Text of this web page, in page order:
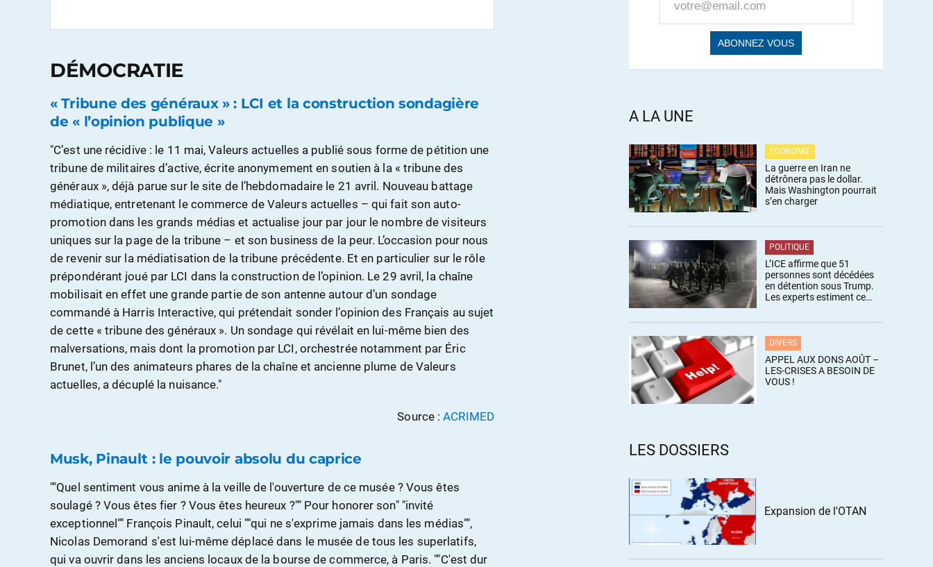
DÉMOCRATIE
« Tribune des généraux » : LCI et la construction sondagière
de « l’opinion publique »
"C’est une récidive : le 11 mai, Valeurs actuelles a publié sous forme de pétition une
tribune de militaires d’active, écrite anonymement en soutien à la « tribune des
généraux », déjà parue sur le site de l’hebdomadaire le 21 avril. Nouveau battage
médiatique, entretenant le commerce de Valeurs actuelles – qui fait son auto-
promotion dans les grands médias et actualise jour par jour le nombre de visiteurs
uniques sur la page de la tribune – et son business de la peur. L’occasion pour nous
de revenir sur la médiatisation de la tribune précédente. Et en particulier sur le rôle
prépondérant joué par LCI dans la construction de l’opinion. Le 29 avril, la chaîne
mobilisait en effet une grande partie de son antenne autour d’un sondage
commandé à Harris Interactive, qui prétendait sonder l’opinion des Français au sujet
de cette « tribune des généraux ». Un sondage qui révélait en lui-même bien des
malversations, mais dont la promotion par LCI, orchestrée notamment par Éric
Brunet, l’un des animateurs phares de la chaîne et ancienne plume de Valeurs
actuelles, a décuplé la nuisance."
Source :ACRIMED
Musk, Pinault : le pouvoir absolu du caprice
""Quel sentiment vous anime à la veille de l'ouverture de ce musée ? Vous êtes
soulagé ? Vous êtes fier ? Vous êtes heureux ?"" Pour honorer son" "invité
exceptionnel"" François Pinault, celui ""qui ne s'exprime jamais dans les médias"",
Nicolas Demorand s'est lui-même déplacé dans le musée de tous les superlatifs,
qui va ouvrir dans les anciens locaux de la bourse de commerce, à Paris. ""C'est dur
A LA UNE
ÉCONOMIE
La guerre en Iran ne
détrônera pas le dollar.
Mais Washington pourrait
s’en charger
POLITIQUE
L’ICE affirme que 51
personnes sont décédées
en détention sous Trump.
Les experts estiment ce
DIVERS
APPEL AUX DONS AOÛT –
LES-CRISES A BESOIN DE
VOUS !
LES DOSSIERS
Expansion de l'OTAN